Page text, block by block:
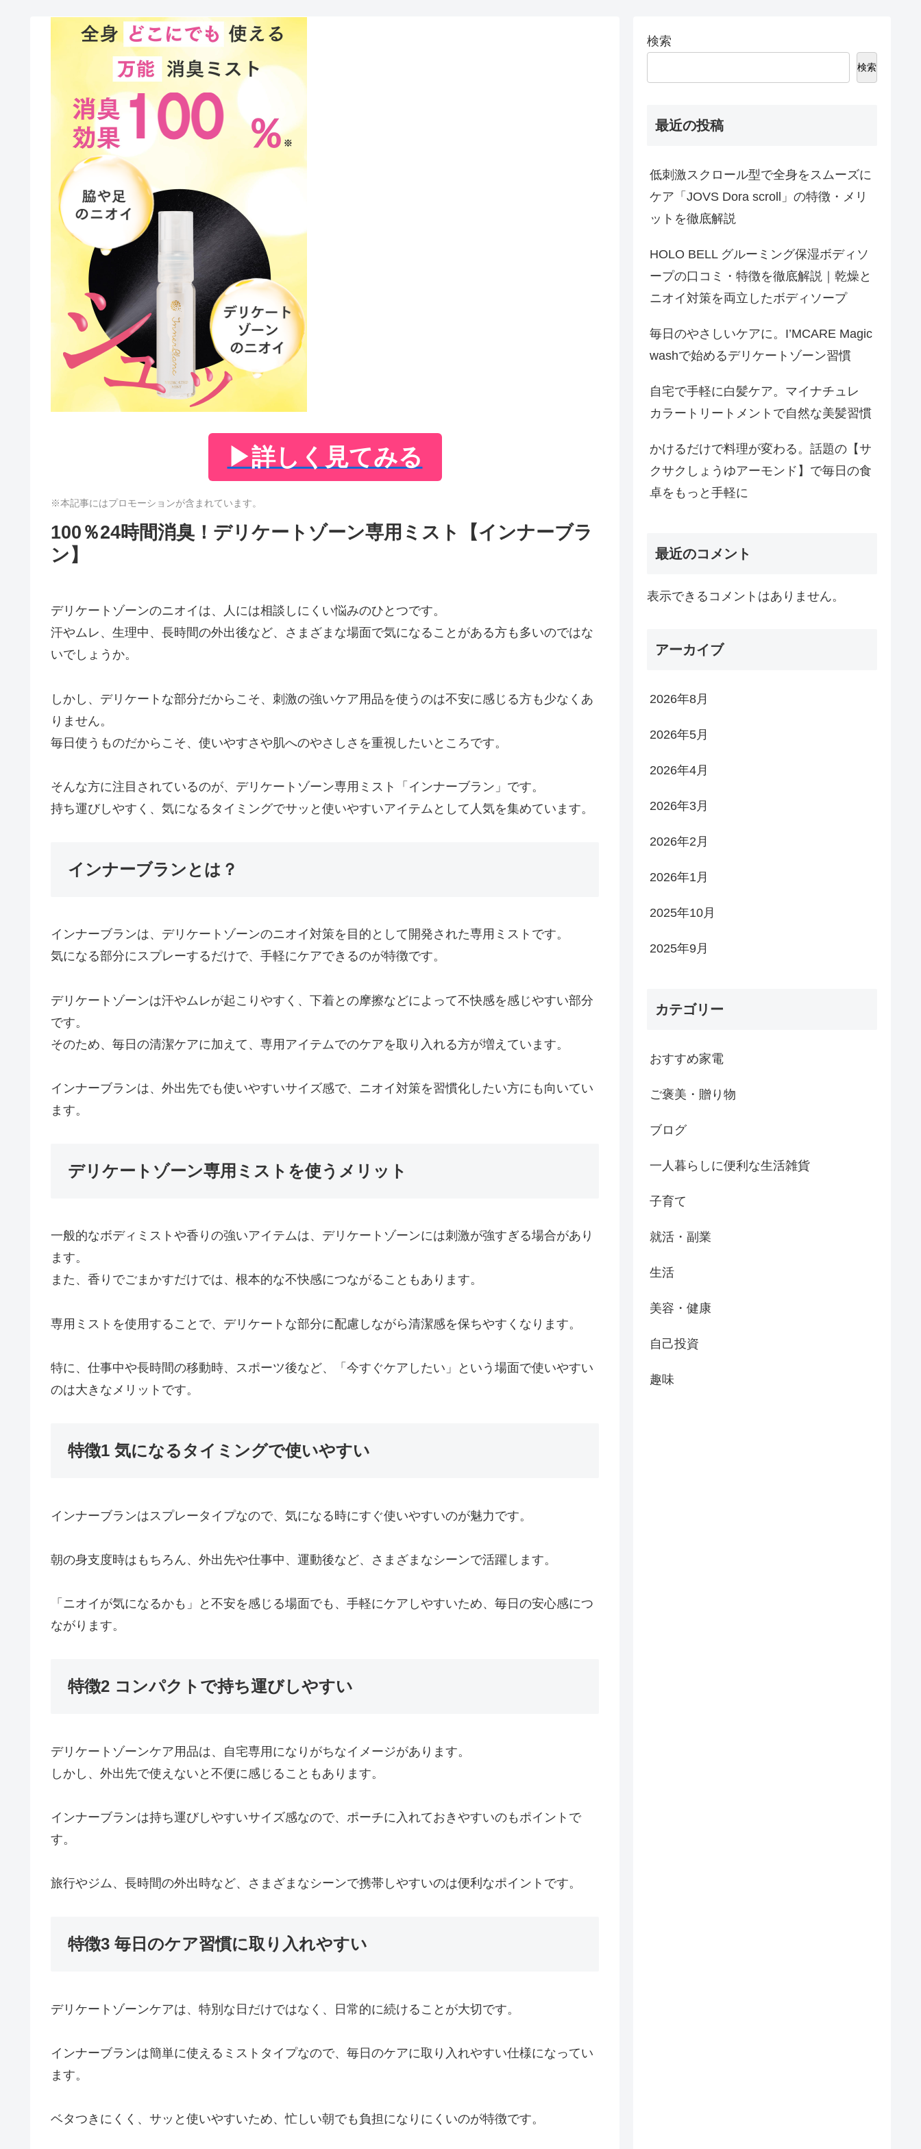
▶詳しく見てみる
※本記事にはプロモーションが含まれています。
100％24時間消臭！デリケートゾーン専用ミスト【インナーブラ
ン】
デリケートゾーンのニオイは、人には相談しにくい悩みのひとつです。
汗やムレ、生理中、長時間の外出後など、さまざまな場面で気になることがある方も多いのではな
いでしょうか。
しかし、デリケートな部分だからこそ、刺激の強いケア用品を使うのは不安に感じる方も少なくあ
りません。
毎日使うものだからこそ、使いやすさや肌へのやさしさを重視したいところです。
そんな方に注目されているのが、デリケートゾーン専用ミスト「インナーブラン」です。
持ち運びしやすく、気になるタイミングでサッと使いやすいアイテムとして人気を集めています。
インナーブランとは？
インナーブランは、デリケートゾーンのニオイ対策を目的として開発された専用ミストです。
気になる部分にスプレーするだけで、手軽にケアできるのが特徴です。
デリケートゾーンは汗やムレが起こりやすく、下着との摩擦などによって不快感を感じやすい部分
です。
そのため、毎日の清潔ケアに加えて、専用アイテムでのケアを取り入れる方が増えています。
インナーブランは、外出先でも使いやすいサイズ感で、ニオイ対策を習慣化したい方にも向いてい
ます。
デリケートゾーン専用ミストを使うメリット
一般的なボディミストや香りの強いアイテムは、デリケートゾーンには刺激が強すぎる場合があり
ます。
また、香りでごまかすだけでは、根本的な不快感につながることもあります。
専用ミストを使用することで、デリケートな部分に配慮しながら清潔感を保ちやすくなります。
特に、仕事中や長時間の移動時、スポーツ後など、「今すぐケアしたい」という場面で使いやすい
のは大きなメリットです。
特徴1 気になるタイミングで使いやすい
インナーブランはスプレータイプなので、気になる時にすぐ使いやすいのが魅力です。
朝の身支度時はもちろん、外出先や仕事中、運動後など、さまざまなシーンで活躍します。
「ニオイが気になるかも」と不安を感じる場面でも、手軽にケアしやすいため、毎日の安心感につ
ながります。
特徴2 コンパクトで持ち運びしやすい
デリケートゾーンケア用品は、自宅専用になりがちなイメージがあります。
しかし、外出先で使えないと不便に感じることもあります。
インナーブランは持ち運びしやすいサイズ感なので、ポーチに入れておきやすいのもポイントで
す。
旅行やジム、長時間の外出時など、さまざまなシーンで携帯しやすいのは便利なポイントです。
特徴3 毎日のケア習慣に取り入れやすい
デリケートゾーンケアは、特別な日だけではなく、日常的に続けることが大切です。
インナーブランは簡単に使えるミストタイプなので、毎日のケアに取り入れやすい仕様になってい
ます。
ベタつきにくく、サッと使いやすいため、忙しい朝でも負担になりにくいのが特徴です。
検索
検索
最近の投稿
低刺激スクロール型で全身をスムーズに
ケア「JOVS Dora scroll」の特徴・メリ
ットを徹底解説
HOLO BELL グルーミング保湿ボディソ
ープの口コミ・特徴を徹底解説｜乾燥と
ニオイ対策を両立したボディソープ
毎日のやさしいケアに。I’MCARE Magic
washで始めるデリケートゾーン習慣
自宅で手軽に白髪ケア。マイナチュレ
カラートリートメントで自然な美髪習慣
かけるだけで料理が変わる。話題の【サ
クサクしょうゆアーモンド】で毎日の食
卓をもっと手軽に
最近のコメント
表示できるコメントはありません。
アーカイブ
2026年8月
2026年5月
2026年4月
2026年3月
2026年2月
2026年1月
2025年10月
2025年9月
カテゴリー
おすすめ家電
ご褒美・贈り物
ブログ
一人暮らしに便利な生活雑貨
子育て
就活・副業
生活
美容・健康
自己投資
趣味